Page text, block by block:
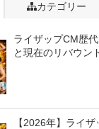
カテゴリー
ライザップCM歴
と現在のリバウン
【2026年】ライ